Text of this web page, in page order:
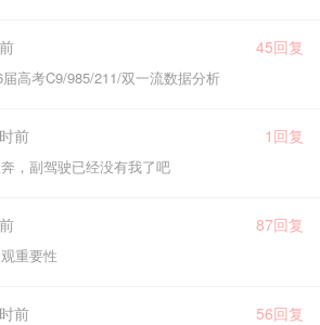
45回复
高考C9/985/211/双一流数据分析
前 1回复
，副驾驶已经没有我了吧
87回复
重要性
前 56回复